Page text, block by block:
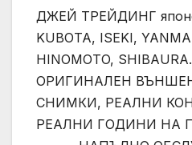
ДЖЕЙ ТРЕЙДИНГ
KUBOTA, ISEKI,
HINOMOTO,
ОРИГИНАЛЕН
СНИМКИ, РЕАЛНИ
РЕАЛНИ ГОДИНИ НА